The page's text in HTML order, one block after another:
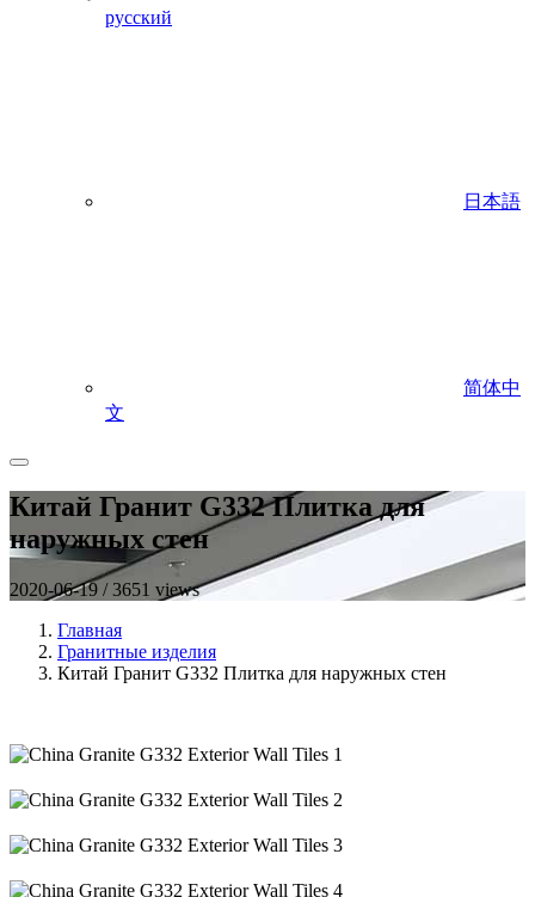
русский
日本語
简体中
文
Китай Гранит G332 Плитка для
наружных стен
2020-06-19 / 3651 views
Главная
Гранитные изделия
Китай Гранит G332 Плитка для наружных стен